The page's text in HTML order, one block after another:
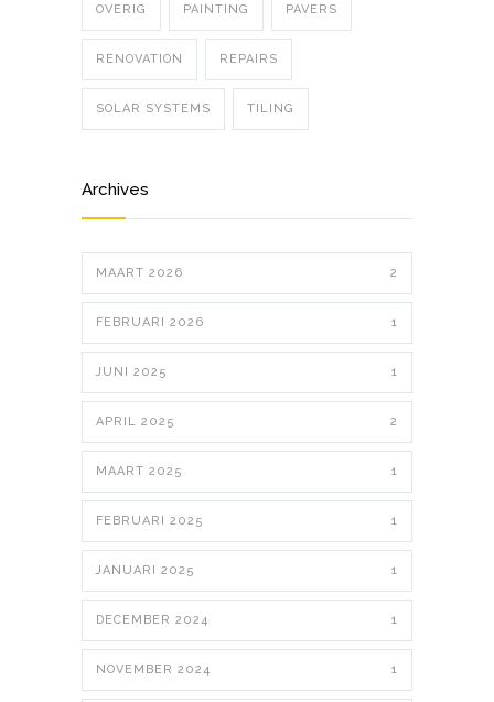
OVERIG PAINTING PAVERS
RENOVATION REPAIRS
SOLAR SYSTEMS TILING
Archives
MAART 2026 2
FEBRUARI 2026 1
JUNI 2025 1
APRIL 2025 2
MAART 2025 1
FEBRUARI 2025 1
JANUARI 2025 1
DECEMBER 2024 1
NOVEMBER 2024 1